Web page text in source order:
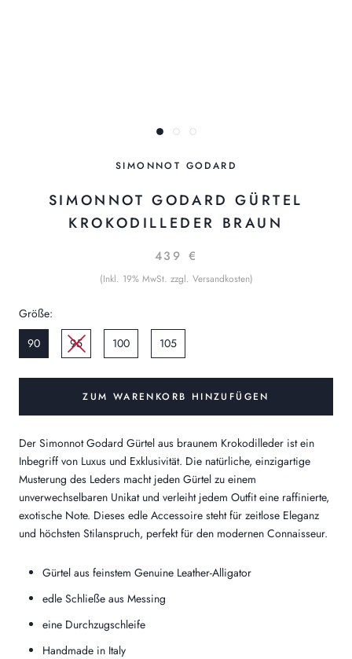
SIMONNOT GODARD
SIMONNOT GODARD GÜRTEL
KROKODILLEDER BRAUN
439 €
(Inkl. 19% MwSt. zzgl. Versandkosten)
Größe:
90
95 100 105
ZUM WARENKORB HINZUFÜGEN
Der Simonnot Godard Gürtel aus braunem Krokodilleder ist ein
Inbegriff von Luxus und Exklusivität. Die natürliche, einzigartige
Musterung des Leders macht jeden Gürtel zu einem
unverwechselbaren Unikat und verleiht jedem Outfit eine raffinierte,
exotische Note. Dieses edle Accessoire steht für zeitlose Eleganz
und höchsten Stilanspruch, perfekt für den modernen Connaisseur.
Gürtel aus feinstem Genuine Leather-Alligator
edle Schließe aus Messing
eine Durchzugschleife
Handmade in Italy